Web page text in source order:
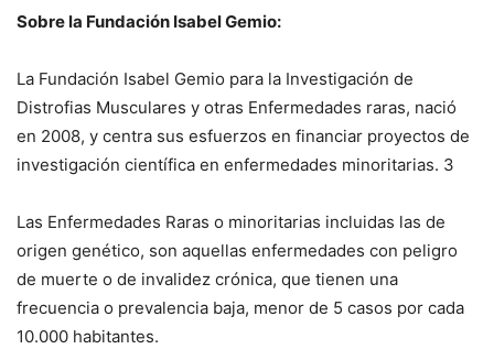
Sobre la Fundación Isabel Gemio:
La Fundación Isabel Gemio para la Investigación de
Distrofias Musculares y otras Enfermedades raras, nació
en 2008, y centra sus esfuerzos en financiar proyectos de
investigación científica en enfermedades minoritarias. 3
Las Enfermedades Raras o minoritarias incluidas las de
origen genético, son aquellas enfermedades con peligro
de muerte o de invalidez crónica, que tienen una
frecuencia o prevalencia baja, menor de 5 casos por cada
10.000 habitantes.